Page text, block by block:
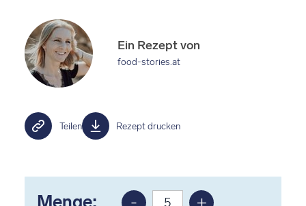
Ein Rezept von
food-stories.at
Teilen Rezept drucken
- +